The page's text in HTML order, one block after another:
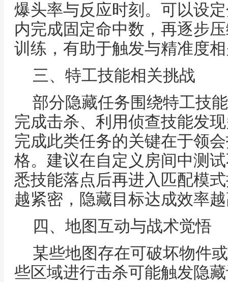
爆头率与反应时刻。可以设
内完成固定命中数，再逐步
训练，有助于触发与精准度
三、特工技能相关挑战
部分隐藏任务围绕特工技
完成击杀、利用侦查技能发
完成此类任务的关键在于领
格。建议在自定义房间中测
悉技能落点后再进入匹配模
越紧密，隐藏目标达成效率
四、地图互动与战术觉悟
某些地图存在可破坏物件
些区域进行击杀可能触发隐